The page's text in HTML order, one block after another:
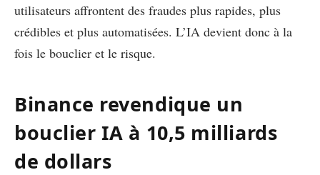
utilisateurs affrontent des fraudes plus rapides, plus
crédibles et plus automatisées. L’IA devient donc à la
fois le bouclier et le risque.
Binance revendique un
bouclier IA à 10,5 milliards
de dollars